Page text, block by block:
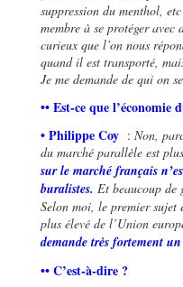
suppression du menthol,
membre à se protéger avec
curieux que l’on nous
quand il est transporté,
Je me demande de qui on
•• Est-ce que
• Philippe Coy : Non,
du marché parallèle est
sur le marché français n’
buralistes. Et beaucoup de
Selon moi, le premier
plus élevé de l’Union
demande très fortement
•• C’est-à-dire ?